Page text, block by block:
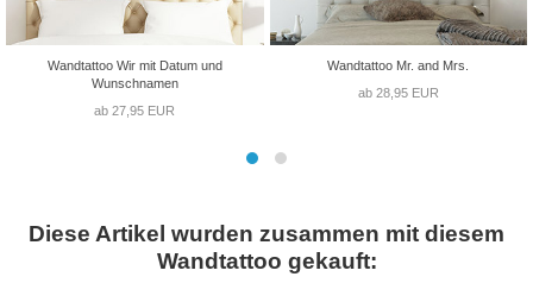
Wandtattoo Wir mit Datum und
Wunschnamen
ab 27,95 EUR
Wandtattoo Mr. and Mrs.
ab 28,95 EUR
Diese Artikel wurden zusammen mit diesem
Wandtattoo gekauft: